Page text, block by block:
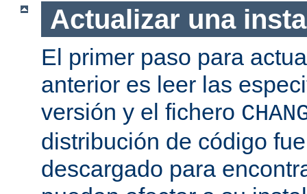
Actualizar una
El primer paso para
anterior es leer las
versión y el fichero
distribución de código
descargado para